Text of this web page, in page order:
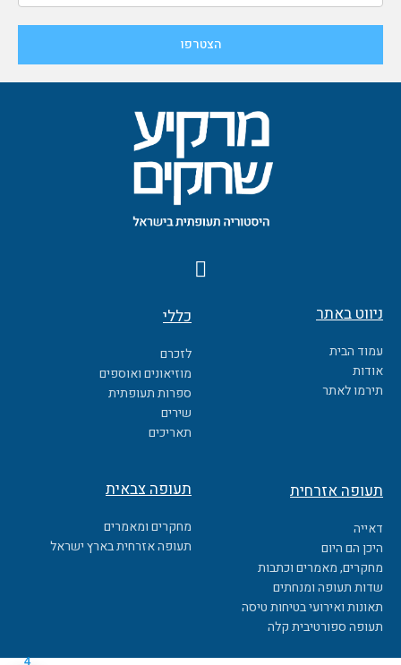
F
a
e
b
o
o
k
ניווט באתר
עמוד הבית
אודות
תירמו לאתר
כללי
לזכרם
מוזיאונים ואוספים
ספרות תעופתית
שירים
תאריכים
תעופה אזרחית
דאייה
היכן הם היום
מחקרים, מאמרים וכתבות
שדות תעופה ומנחתים
תאונות ואירועי בטיחות טיסה
תעופה ספורטיבית קלה
תעופה צבאית
מחקרים ומאמרים
תעופה אזרחית בארץ ישראל
4